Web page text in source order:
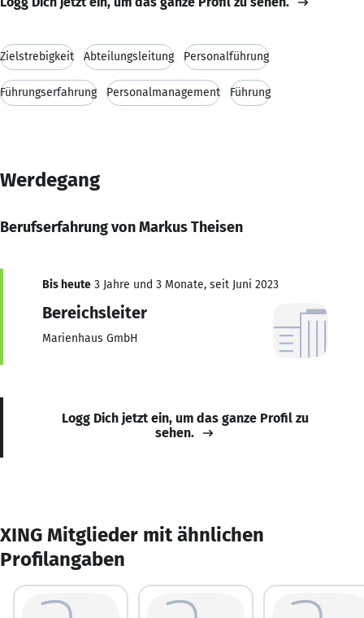
Zielstrebigkeit Abteilungsleitung Personalführung
Führungserfahrung Personalmanagement Führung
Werdegang
Berufserfahrung von Markus Theisen
Bis heute 3 Jahre und 3 Monate, seit Juni 2023
Bereichsleiter
Marienhaus GmbH
Logg Dich jetzt ein, um das ganze Profil zu
sehen.
XING Mitglieder mit ähnlichen
Profilangaben